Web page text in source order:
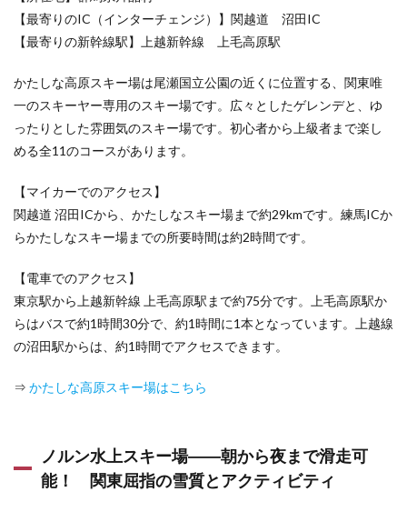
【最寄りのIC（インターチェンジ）】関越道 沼田IC
【最寄りの新幹線駅】上越新幹線 上毛高原駅
かたしな高原スキー場は尾瀬国立公園の近くに位置する、関東唯
一のスキーヤー専用のスキー場です。広々としたゲレンデと、ゆ
ったりとした雰囲気のスキー場です。初心者から上級者まで楽し
める全11のコースがあります。
【マイカーでのアクセス】
関越道 沼田ICから、かたしなスキー場まで約29kmです。練馬ICか
らかたしなスキー場までの所要時間は約2時間です。
【電車でのアクセス】
東京駅から上越新幹線 上毛高原駅まで約75分です。上毛高原駅か
らはバスで約1時間30分で、約1時間に1本となっています。上越線
の沼田駅からは、約1時間でアクセスできます。
⇒ かたしな高原スキー場はこちら
ノルン水上スキー場――朝から夜まで滑走可
能！ 関東屈指の雪質とアクティビティ